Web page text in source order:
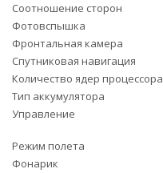
Соотношение сторон
Фотовспышка
Фронтальная камера
Спутниковая навигация
Количество ядер процессора
Тип аккумулятора
Управление
Режим полета
Фонарик